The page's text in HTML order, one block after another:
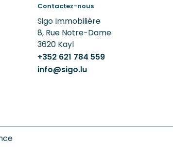
Contactez-nous
Sigo Immobilière
8, Rue Notre-Dame
3620 Kayl
+352 621 784 559
info@sigo.lu